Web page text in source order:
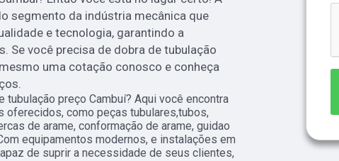
segmento da indústria mecânica que
e tecnologia, garantindo a
Se você precisa de dobra de tubulação
uma cotação conosco e conheça
tubulação preço Cambuí? Aqui você encontra
como peças tubulares,tubos,
de arame, conformação de arame, guidao
equipamentos modernos, e instalações em
de suprir a necessidade de seus clientes,